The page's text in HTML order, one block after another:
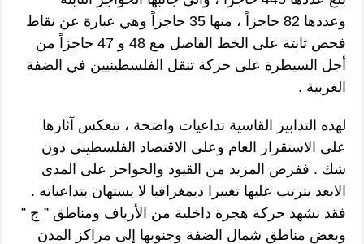
وعددها 82 حاجزاً ، منها 35 حاجزاً وهي عبارة عن نقاط
فحص ثابتة على الخط الفاصل مع 48 و 47 حاجزاً من
أجل السيطرة على حركة تنقل الفلسطينيين في الضفة
الغربية .
لهذه التدابير القاسية تداعيات واضحة ، تنعكس آثارها
على الاستقرار العام وعلى الاقتصاد الفلسطيني دون
شك . ففرض المزيد من القيود والحواجز على المدى
الابعد يترتب عليها تغييرا ديمغرافيا لا يستهان بتداعياته .
فقد نشهد حركة هجرة داخلية من الأرياف ومناطق ” ج ”
وبعض مناطق شمال الضفة وجنوبها إلى مراكز المدن